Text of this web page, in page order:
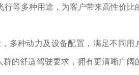
行等多种用途，为客户带来高性价比
多种动力及设备配置，满足不同用
的舒适驾驶要求，拥有更清晰广阔